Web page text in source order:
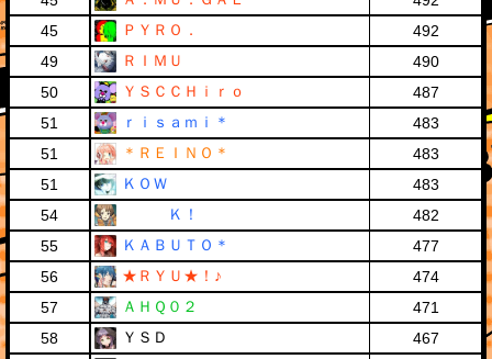
45
ＰＹＲＯ．
492
49
ＲＩＭＵ
490
50
ＹＳＣＣＨｉｒｏ
487
51
ｒｉｓａｍｉ＊
483
51
＊ＲＥＩＮＯ＊
483
51
ＫＯＷ
483
54
Ｋ！
482
55
ＫＡＢＵＴＯ＊
477
56
★ＲＹＵ★！♪
474
57
ＡＨＱ０２
471
58
ＹＳＤ
467